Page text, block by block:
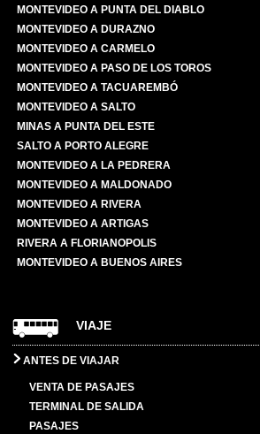
MONTEVIDEO A PUNTA DEL DIABLO
MONTEVIDEO A DURAZNO
MONTEVIDEO A CARMELO
MONTEVIDEO A PASO DE LOS TOROS
MONTEVIDEO A TACUAREMBÓ
MONTEVIDEO A SALTO
MINAS A PUNTA DEL ESTE
SALTO A PORTO ALEGRE
MONTEVIDEO A LA PEDRERA
MONTEVIDEO A MALDONADO
MONTEVIDEO A RIVERA
MONTEVIDEO A ARTIGAS
RIVERA A FLORIANOPOLIS
MONTEVIDEO A BUENOS AIRES
VIAJE
ANTES DE VIAJAR
VENTA DE PASAJES
TERMINAL DE SALIDA
PASAJES